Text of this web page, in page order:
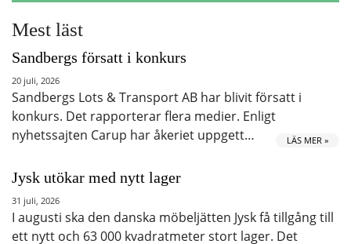
Mest läst
Sandbergs försatt i konkurs
20 juli, 2026
Sandbergs Lots & Transport AB har blivit försatt i
konkurs. Det rapporterar flera medier. Enligt
nyhetssajten Carup har åkeriet uppgett…
LÄS MER »
Jysk utökar med nytt lager
31 juli, 2026
I augusti ska den danska möbeljätten Jysk få tillgång till
ett nytt och 63 000 kvadratmeter stort lager. Det